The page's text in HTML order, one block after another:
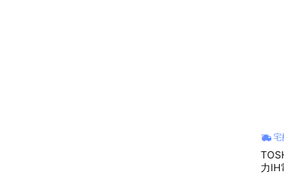
宅
力IH